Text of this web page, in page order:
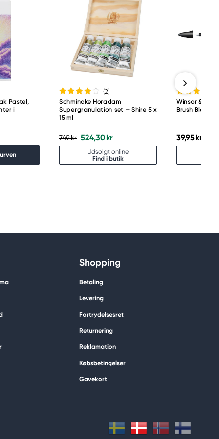
Pastel,
i
(2)
Schmincke Horadam
Supergranulation set – Shire 5 x
15 ml
749 kr 524,30 kr
Udsolgt online
Find i butik
Winsor &
Brush Blender
39,95 kr
Shopping
Betaling
Levering
Fortrydelsesret
Returnering
Reklamation
Købsbetingelser
Gavekort